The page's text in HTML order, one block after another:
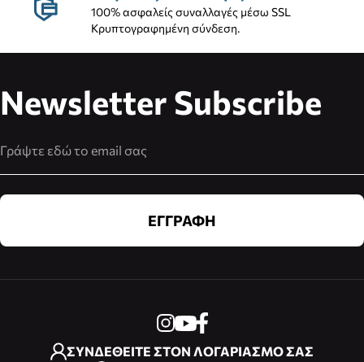
100% ασφαλείς συναλλαγές μέσω SSL
Κρυπτογραφημένη σύνδεση.
Newsletter Subscribe
ΕΓΓΡΑΦΗ
ΣΥΝΔΕΘΕΙΤΕ ΣΤΟΝ ΛΟΓΑΡΙΑΣΜΟ ΣΑΣ